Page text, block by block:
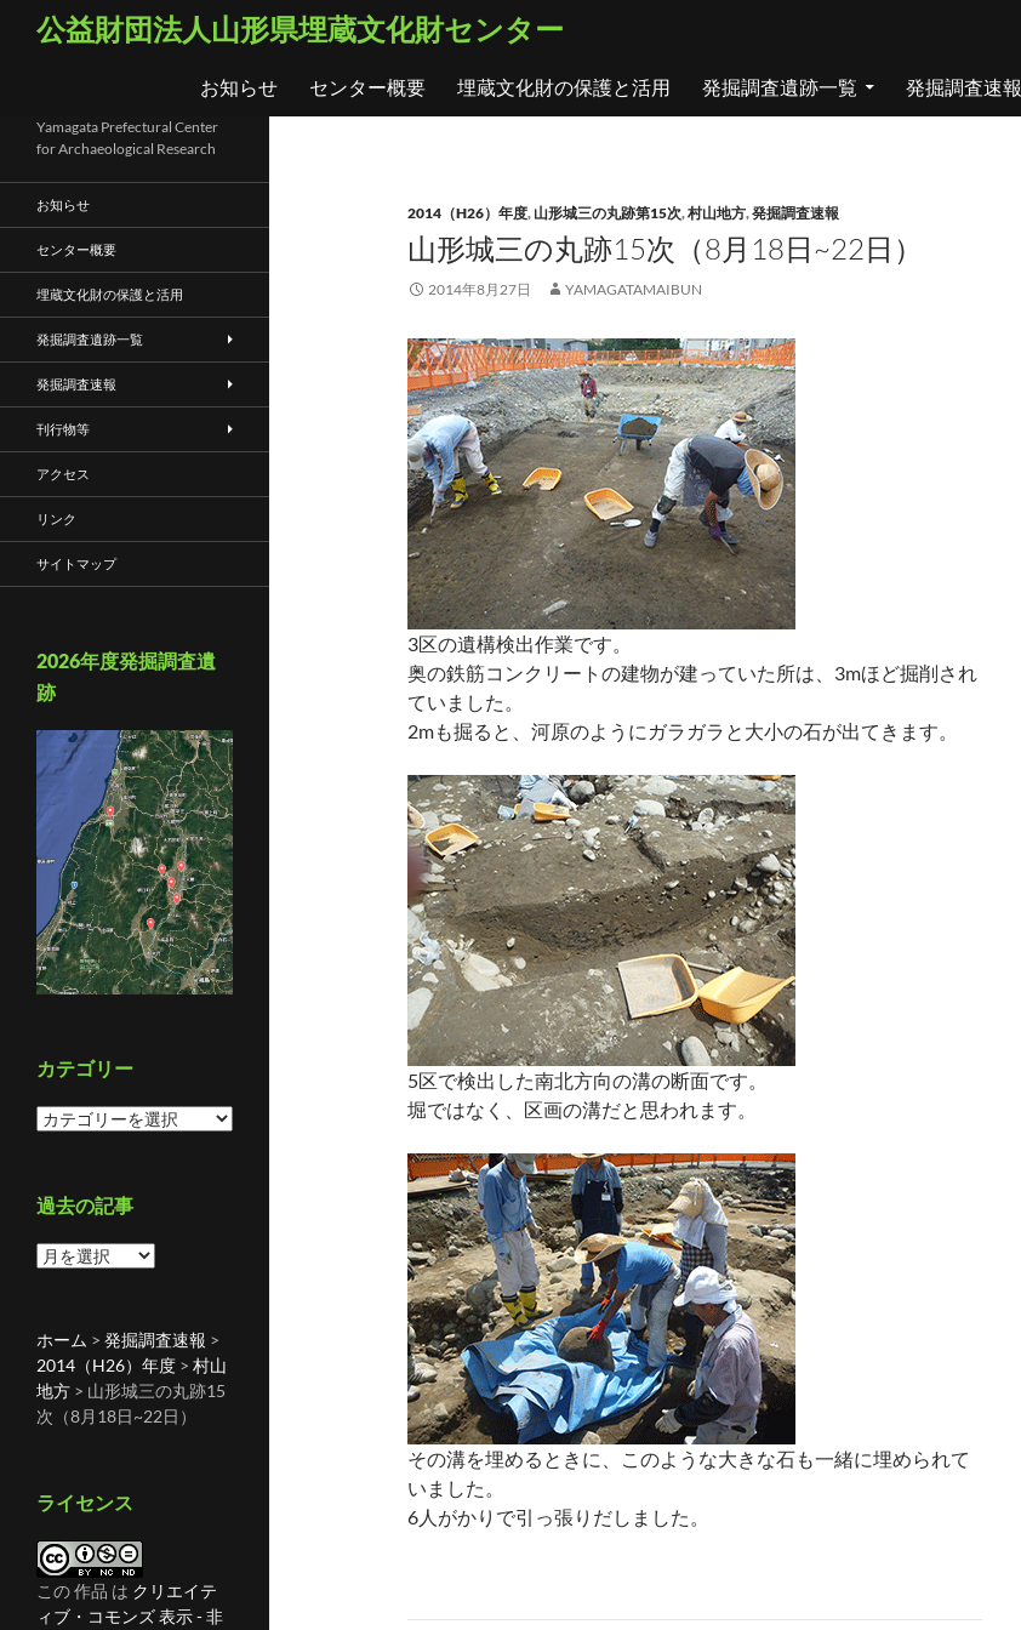
ス
プ
公益財団法人山形県埋蔵文化財センター
お知らせ
センター概要 埋蔵文化財の保護と活用 発掘調査遺跡一覧 発掘調査速報
2014（H26）年度, 山形城三の丸跡第15次,村山地方,発掘調査速報
山形城三の丸跡15次（8月18日~22日）
2014年8月27日 YAMAGATAMAIBUN
3区の遺構検出作業です。
奥の鉄筋コンクリートの建物が建っていた所は、3mほど掘削され
ていました。
2mも掘ると、河原のようにガラガラと大小の石が出てきます。
5区で検出した南北方向の溝の断面です。
堀ではなく、区画の溝だと思われます。
その溝を埋めるときに、このような大きな石も一緒に埋められて
いました。
6人がかりで引っ張りだしました。
Yamagata Prefectural Center
for Archaeological Research
お知らせ
センター概要
埋蔵文化財の保護と活用
発掘調査遺跡一覧
発掘調査速報
刊行物等
アクセス
リンク
サイトマップ
2026年度発掘調査遺
跡
カテゴリー
カ
リ
ー
過去の記事
過
記
事
ホーム > 発掘調査速報 >
2014（H26）年度 > 村山
地方 > 山形城三の丸跡15
次（8月18日~22日）
ライセンス
この 作品 は クリエイテ
ィブ・コモンズ 表示 - 非